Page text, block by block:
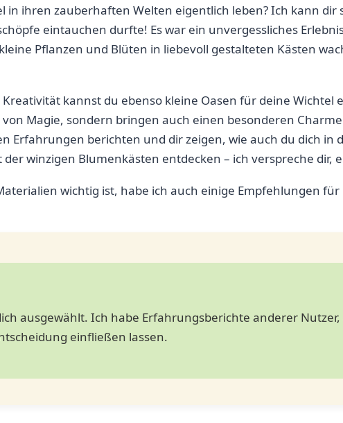
in ihren zauberhaften Welten eigentlich leben? ‍Ich kann dir
eintauchen durfte!‍ Es war ein unvergessliches
Pflanzen und Blüten‌ in liebevoll gestalteten Kästen
kannst du ebenso kleine Oasen für deine Wichtel
Magie, sondern bringen auch einen besonderen
Erfahrungen berichten​ und ‍dir zeigen, wie auch du dich in
⁤winzigen Blumenkästen entdecken – ich verspreche dir,⁣
wichtig ist, habe ich auch einige Empfehlungen
ausgewählt. Ich habe Erfahrungsberichte anderer
einfließen lassen.